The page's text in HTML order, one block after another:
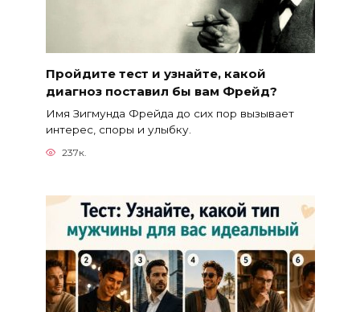
Пройдите тест и узнайте, какой
диагноз поставил бы вам Фрейд?
Имя Зигмунда Фрейда до сих пор вызывает
интерес, споры и улыбку.
237к.